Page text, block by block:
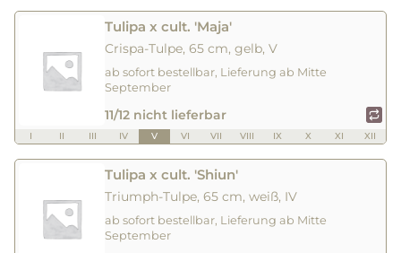
Tulipa x cult. 'Maja'
Crispa-Tulpe, 65 cm, gelb, V
ab sofort bestellbar, Lieferung ab Mitte
September
11/12 nicht lieferbar
I II III IV V VI VII VIII IX X XI XII
Tulipa x cult. 'Shiun'
Triumph-Tulpe, 65 cm, weiß, IV
ab sofort bestellbar, Lieferung ab Mitte
September